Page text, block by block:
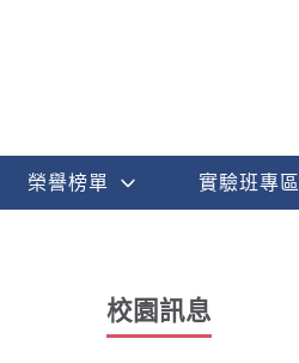
榮譽榜單 實驗班專區
校園訊息